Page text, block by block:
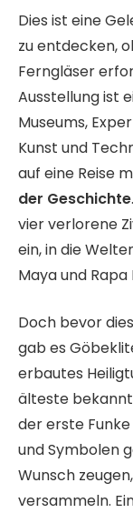
Dies ist eine
zu entdecken,
Ferngläser
Ausstellung ist
Museums,
Kunst und
auf eine Reise
der Geschichte
vier verlorene
ein, in die
Maya und Rapa
Doch bevor
gab es
erbautes
älteste
der erste
und Symbolen
Wunsch
versammeln.